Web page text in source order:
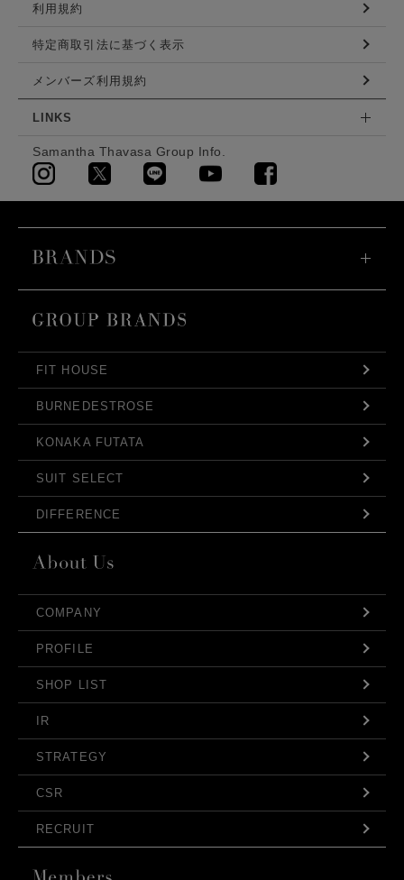
利用規約
特定商取引法に基づく表示
メンバーズ利用規約
LINKS
Samantha Thavasa Group Info.
FIT HOUSE
BURNEDESTROSE
KONAKA FUTATA
SUIT SELECT
DIFFERENCE
COMPANY
PROFILE
SHOP LIST
IR
STRATEGY
CSR
RECRUIT